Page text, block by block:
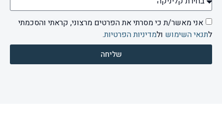
אני מאשר/ת כי מסרתי את הפרטים מרצוני, קראתי והסכמתי
לתנאי השימוש ולמדיניות הפרטיות.
שליחה